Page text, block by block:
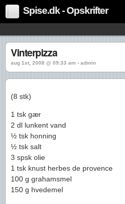
Spise.dk - Opskrifter
Vinterpizza
aug 1st, 2008 @ 09:33 am › admin
(8 stk)
1 tsk gær
2 dl lunkent vand
½ tsk honning
½ tsk salt
3 spsk olie
1 tsk knust herbes de provence
100 g grahamsmel
150 g hvedemel